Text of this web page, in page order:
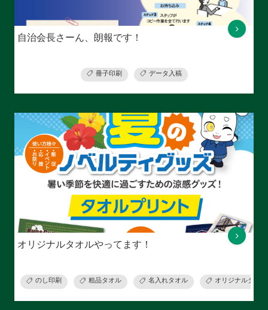
自治会長さーん、朗報です！
冊子印刷 データ入稿
オリジナルタオルやってます！
のし印刷 粗品タオル 名入れタオル オリジナルタオル